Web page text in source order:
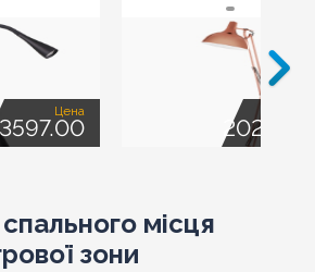
Цена
3597.00
місця
зони